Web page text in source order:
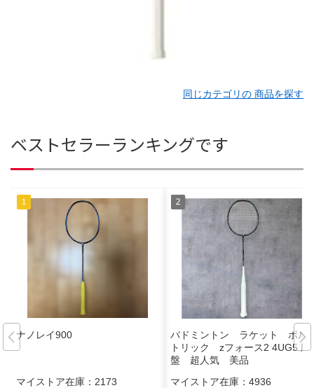
同じカテゴリの 商品を探す
ベストセラーランキングです
ナノレイ900
マイストア在庫： 2173
バドミントン ラケット ボル
トリック zフォース2 4UG5 廃
盤 超人気 美品
マイストア在庫： 4936